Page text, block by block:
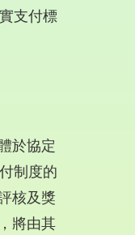
支付標
於協定
制度的
核及獎
將由其